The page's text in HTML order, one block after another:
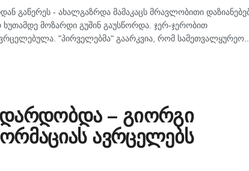
გაწერეს - ახალგაზრდა მამაკაცს მრავლობითი
მოზარდი გუშინ გაუსწორდა. ჯერ-ჯერობით
"პირველებმა" გაარკვია, რომ
დარდობდა – გიორგი
ავრცელებს